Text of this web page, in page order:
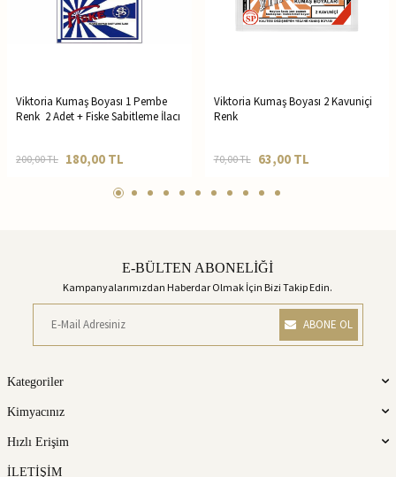
Viktoria Kumaş Boyası 1 Pembe
Renk 2 Adet + Fiske Sabitleme İlacı
200,00TL 180,00 TL
Viktoria Kumaş Boyası 2 Kavuniçi
Renk
70,00TL 63,00TL
E-BÜLTEN ABONELİĞİ
Kampanyalarımızdan Haberdar Olmak İçin Bizi Takip Edin.
ABONE OL
Kategoriler
Kimyacınız
Hızlı Erişim
İLETİŞİM